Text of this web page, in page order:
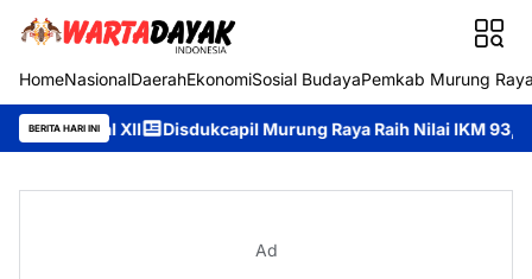
HomeNasionalDaerahEkonomiSosial BudayaPemkab Murung
BERITA HARI INI
Disdukcapil Murung Raya Raih Nilai IKM 93,84, Bukti
Ad